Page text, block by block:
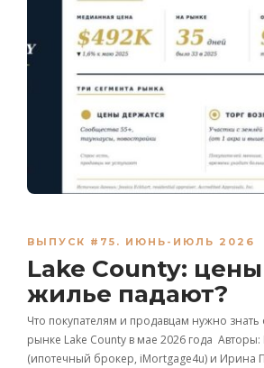
ВЫПУСК #75. ИЮНЬ-ИЮЛЬ 2026
Lake County:
жилье падают?
Что покупателям и продавцам нужно знать
рынке Lake County в мае 2026 года
(ипотечный брокер, iMortgage4u) и Ирина